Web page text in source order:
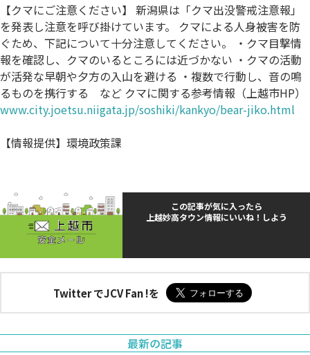
【クマにご注意ください】 新潟県は「クマ出没警戒注意報」
を発表し注意を呼び掛けています。 クマによる人身被害を防
ぐため、下記について十分注意してください。 ・クマ目撃情
報を確認し、クマのいるところには近づかない ・クマの活動
が活発な早朝や夕方の入山を避ける ・複数で行動し、音の鳴
るものを携行する など クマに関する参考情報（上越市HP）
www.city.joetsu.niigata.jp/soshiki/kankyo/bear-jiko.html
【情報提供】環境政策課
この記事が気に入ったら
上越妙高タウン情報にいいね！しよう
Twitter でJCV Fan !を
最新の記事